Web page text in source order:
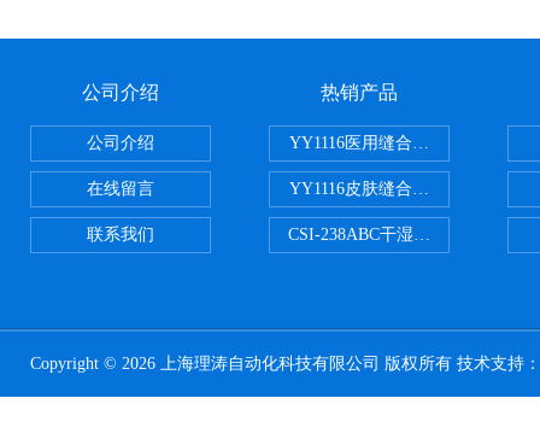
公司介绍
公司介绍
在线留言
联系我们
热销产品
YY1116医用缝合线线径试验仪
YY1116皮肤缝合线线径测量仪
CSI-238ABC干湿电动摩擦色牢度
Copyright © 2026 上海理涛自动化科技有限公司 版权所有 技术支持：